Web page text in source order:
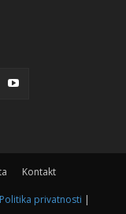
Kontakt
Politika privatnosti |